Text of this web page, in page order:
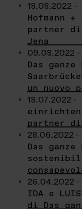
18.08.2022 -
Hofmann
partner di
Jena
09.08.2022 -
Das
un nuovo
18.07.2022 -
partner di
28.06.2022 -
Das
26.04.2022 -
IDA e
di Das